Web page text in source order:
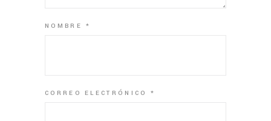
NOMBRE*
CORREO ELECTRÓNICO *